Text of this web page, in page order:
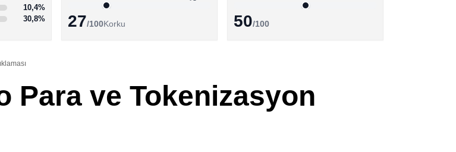
10,4%
30,8% 27/100Korku 50/100
Para ve Tokenizasyon